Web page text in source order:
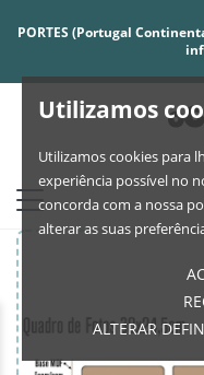
Utilizamos
Utilizamos cookies para
experiência possível no
concorda com a nossa
alterar as suas
ALTERAR
PORTES (Portugal